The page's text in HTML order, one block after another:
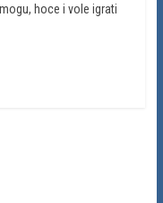
hoce i vole igrati